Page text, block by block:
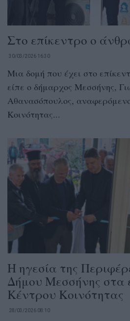
Στο επίκεντρο ο
30/03/2026 16:30
Μια δομή που έχει στο
είπε ο δήμαρχος Μεσσήνης,
Αθανασόπουλος,
Κοινότητας...
Η ηγεσία της
Δήμου Μεσσήνης στα
Κέντρου Κοινότητας
28/03/2026 08:10